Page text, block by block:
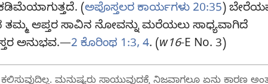
(ಅಪೊಸ್ತಲರ ಕಾರ್ಯಗಳು 20:35)
ಆಪ್ತರ ಸಾವಿನ ನೋವನ್ನು ಮರೆಯಲು ಸಾಧ್ಯವಾಗಿದೆ
ಅನುಭವ.—2 ಕೊರಿಂಥ 1:3, 4. (w16-E No. 3)